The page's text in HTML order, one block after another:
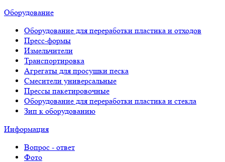
Оборудование
Оборудование для переработки пластика и отходов
Пресс-формы
Измельчители
Транспортировка
Агрегаты для просушки песка
Смесители универсальные
Прессы пакетировочные
Оборудование для переработки пластика и стекла
Зип к оборудованию
Информация
Вопрос - ответ
Фото